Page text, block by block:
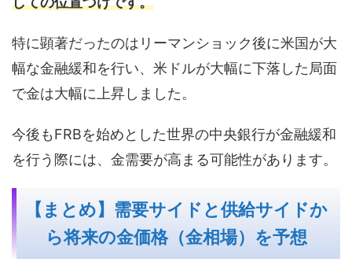
特に顕著だったのはリーマンショック後に米国が大
幅な金融緩和を行い、米ドルが大幅に下落した局面
で金は大幅に上昇しました。
今後もFRBを始めとした世界の中央銀行が金融緩和
を行う際には、金需要が高まる可能性があります。
【まとめ】需要サイドと供給サイドか
ら将来の金価格（金相場）を予想